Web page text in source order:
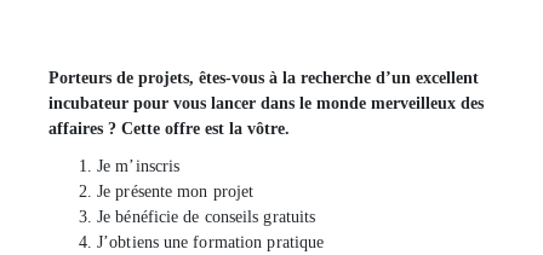
Porteurs de projets, êtes-vous à la recherche d’un excellent
incubateur pour vous lancer dans le monde merveilleux des
affaires ? Cette offre est la vôtre.
Je m’inscris
Je présente mon projet
Je bénéficie de conseils gratuits
J’obtiens une formation pratique